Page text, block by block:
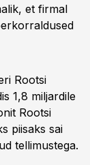
et firmal
Rootsi
1,8 miljardile
Rootsi
piisaks sai
tellimustega.